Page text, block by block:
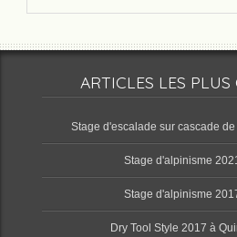
ARTICLES LES
Stage d'escalade sur cascade
Stage d'alpinisme
Stage d'alpinisme
Dry Tool Style 2017 à